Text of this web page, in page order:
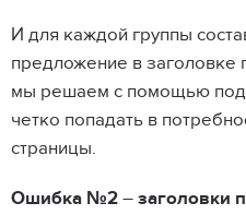
И для каждой группы
предложение в заголовке
мы решаем с помощью
четко попадать в
страницы.
Ошибка №2 – заголовки